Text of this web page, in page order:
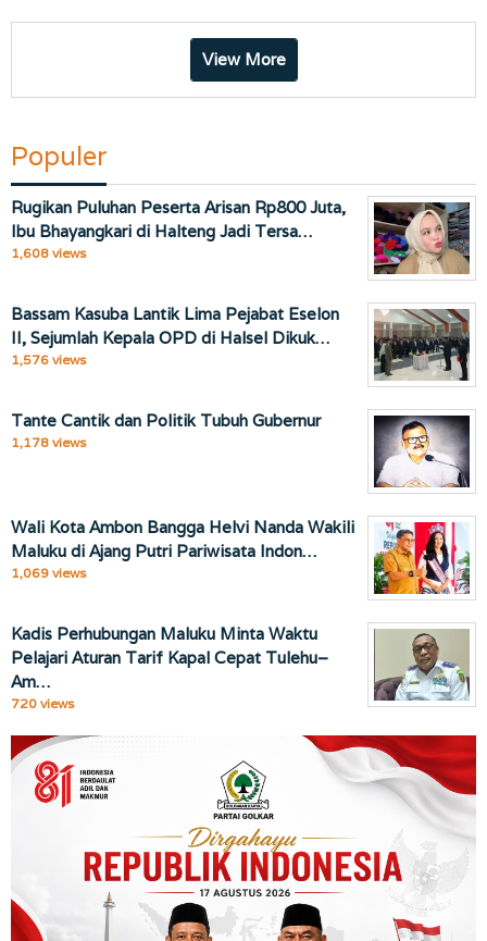
View More
Populer
Rugikan Puluhan Peserta Arisan Rp800 Juta,
Ibu Bhayangkari di Halteng Jadi Tersa…
1,608 views
Bassam Kasuba Lantik Lima Pejabat Eselon
II, Sejumlah Kepala OPD di Halsel Dikuk…
1,576 views
Tante Cantik dan Politik Tubuh Gubernur
1,178 views
Wali Kota Ambon Bangga Helvi Nanda Wakili
Maluku di Ajang Putri Pariwisata Indon…
1,069 views
Kadis Perhubungan Maluku Minta Waktu
Pelajari Aturan Tarif Kapal Cepat Tulehu–
Am…
720 views